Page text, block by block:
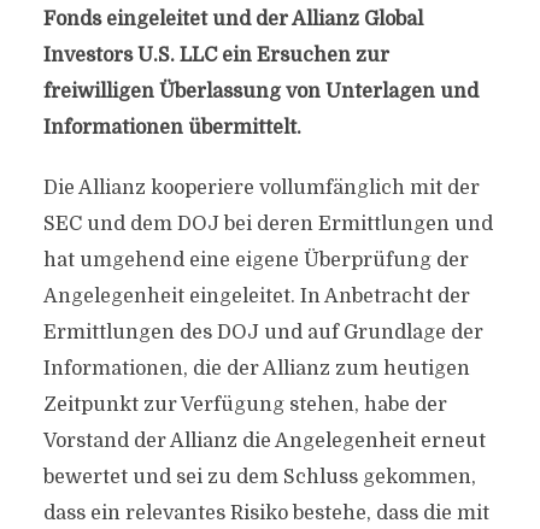
Fonds eingeleitet und der Allianz Global
Investors U.S. LLC ein Ersuchen zur
freiwilligen Überlassung von Unterlagen und
Informationen übermittelt.
Die Allianz kooperiere vollumfänglich mit der
SEC und dem DOJ bei deren Ermittlungen und
hat umgehend eine eigene Überprüfung der
Angelegenheit eingeleitet. In Anbetracht der
Ermittlungen des DOJ und auf Grundlage der
Informationen, die der Allianz zum heutigen
Zeitpunkt zur Verfügung stehen, habe der
Vorstand der Allianz die Angelegenheit erneut
bewertet und sei zu dem Schluss gekommen,
dass ein relevantes Risiko bestehe, dass die mit